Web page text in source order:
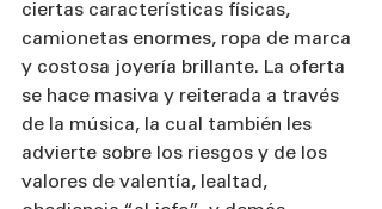
ciertas características físicas,
camionetas enormes, ropa de marca
y costosa joyería brillante. La oferta
se hace masiva y reiterada a través
de la música, la cual también les
advierte sobre los riesgos y de los
valores de valentía, lealtad,